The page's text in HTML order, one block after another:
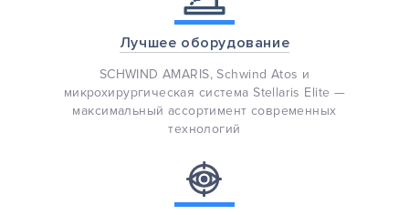
Лучшее оборудование
SCHWIND AMARIS, Schwind Atos и
микрохирургическая система Stellaris Elite —
максимальный ассортимент современных
технологий